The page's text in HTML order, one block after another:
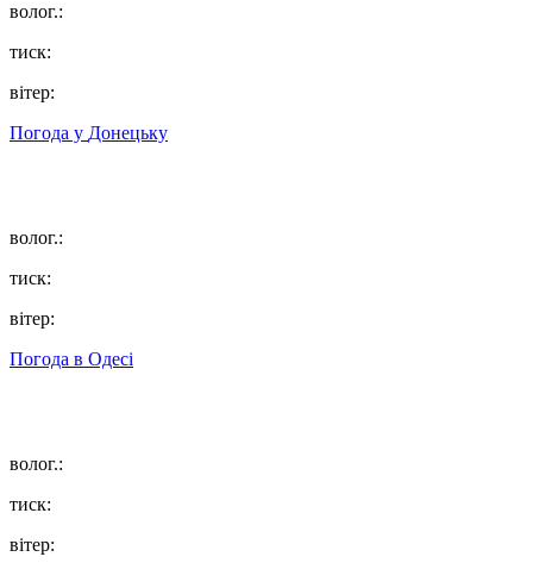
волог.:
тиск:
вітер:
Погода у Донецьку
волог.:
тиск:
вітер:
Погода в Одесі
волог.:
тиск:
вітер: